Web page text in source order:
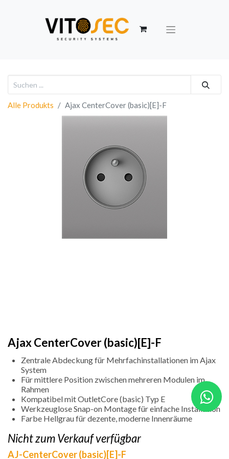
Alle Produkts Ajax CenterCover (basic)[E]-F
Ajax CenterCover (basic)[E]-F
Zentrale Abdeckung für Mehrfachinstallationen im Ajax
System
Für mittlere Position zwischen mehreren Modulen im
Rahmen
Kompatibel mit OutletCore (basic) Typ E
Werkzeuglose Snap-on Montage für einfache Installation
Farbe Hellgrau für dezente, moderne Innenräume
Nicht zum Verkauf verfügbar
AJ-CenterCover (basic)[E]-F